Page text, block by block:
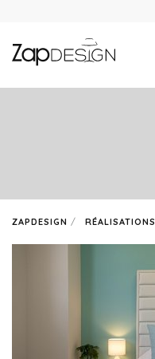
ZAPDESIGN / RÉALISATIONS